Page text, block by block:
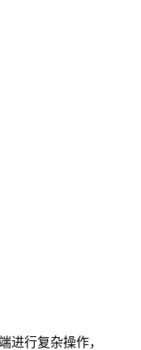
进行复杂操作，